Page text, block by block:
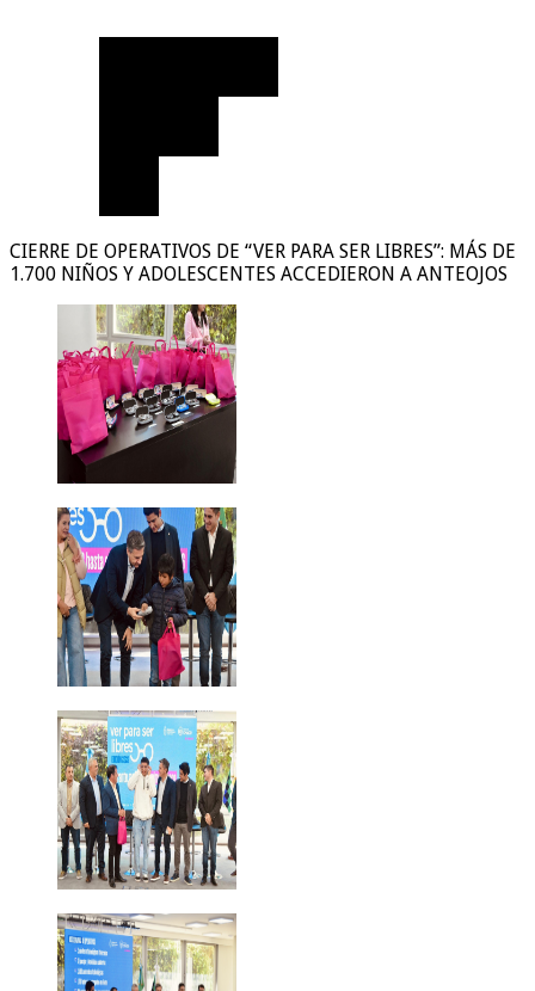
CIERRE DE OPERATIVOS DE “VER PARA SER LIBRES”: MÁS DE
1.700 NIÑOS Y ADOLESCENTES ACCEDIERON A ANTEOJOS